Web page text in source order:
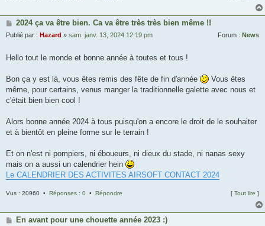
2024 ça va être bien. Ca va être très très bien même !!
Publié par : Hazard » sam. janv. 13, 2024 12:19 pm Forum : News
Hello tout le monde et bonne année à toutes et tous !
Bon ça y est là, vous êtes remis des fête de fin d'année
Vous êtes
même, pour certains, venus manger la traditionnelle galette avec nous et
c'était bien bien cool !
Alors bonne année 2024 à tous puisqu'on a encore le droit de le souhaiter
et à bientôt en pleine forme sur le terrain !
Et on n'est ni pompiers, ni éboueurs, ni dieux du stade, ni nanas sexy
mais on a aussi un calendrier hein
Le CALENDRIER DES ACTIVITES AIRSOFT CONTACT 2024
Vus : 20960 • Réponses : 0 • Répondre [ Tout lire ]
En avant pour une chouette année 2023 :)